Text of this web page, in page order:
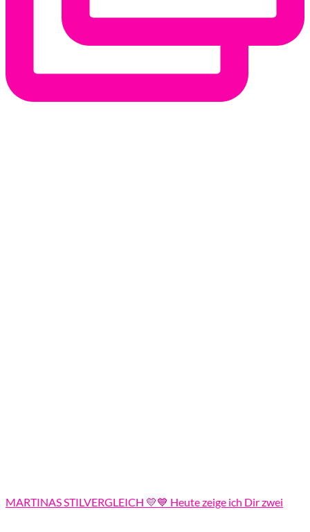
MARTINAS STILVERGLEICH 💛💙 Heute zeige ich Dir zwei